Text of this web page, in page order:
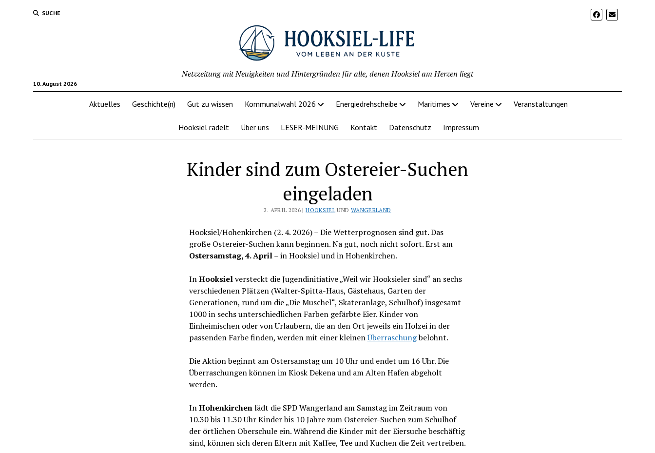
SUCHE
10. August 2026
Netzzeitung mit Neuigkeiten und Hintergründen für alle, denen Hooksiel am Herzen liegt
Aktuelles Geschichte(n) Gut zu wissen Kommunalwahl 2026 Energiedrehscheibe Maritimes Vereine Veranstaltungen
Hooksiel radelt Über uns LESER-MEINUNG Kontakt Datenschutz Impressum
Kinder sind zum Ostereier-Suchen
eingeladen
2. APRIL 2026 |HOOKSIEL UND WANGERLAND
Hooksiel/Hohenkirchen (2. 4. 2026) – Die Wetterprognosen sind gut. Das
große Ostereier-Suchen kann beginnen. Na gut, noch nicht sofort. Erst am
Ostersamstag, 4. April– in Hooksiel und in Hohenkirchen.
InHooksielversteckt die Jugendinitiative „Weil wir Hooksieler sind“ an sechs
verschiedenen Plätzen (Walter-Spitta-Haus, Gästehaus, Garten der
Generationen, rund um die „Die Muschel“, Skateranlage, Schulhof) insgesamt
1000 in sechs unterschiedlichen Farben gefärbte Eier. Kinder von
Einheimischen oder von Urlaubern, die an den Ort jeweils ein Holzei in der
passenden Farbe finden, werden mit einer kleinenÜberraschungbelohnt.
Die Aktion beginnt am Ostersamstag um 10 Uhr und endet um 16 Uhr. Die
Überraschungen können im Kiosk Dekena und am Alten Hafen abgeholt
werden.
InHohenkirchenlädt die SPD Wangerland am Samstag im Zeitraum von
10.30 bis 11.30 Uhr Kinder bis 10 Jahre zum Ostereier-Suchen zum Schulhof
der örtlichen Oberschule ein. Während die Kinder mit der Eiersuche beschäftig
sind, können sich deren Eltern mit Kaffee, Tee und Kuchen die Zeit vertreiben.